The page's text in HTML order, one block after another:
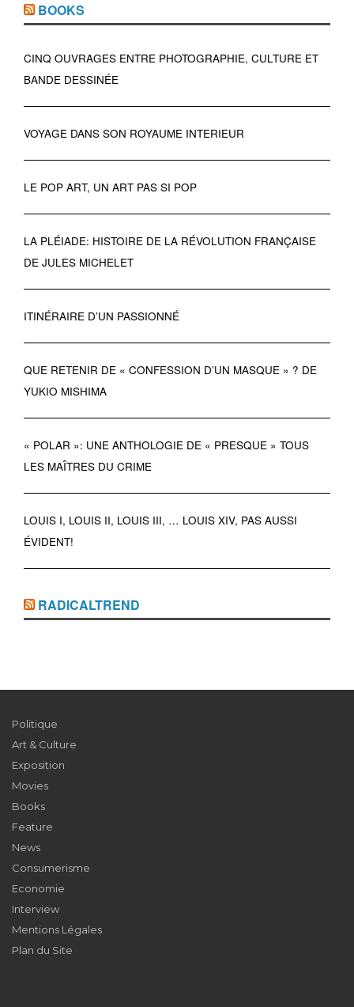
BOOKS
CINQ OUVRAGES ENTRE PHOTOGRAPHIE, CULTURE ET
BANDE DESSINÉE
VOYAGE DANS SON ROYAUME INTERIEUR
LE POP ART, UN ART PAS SI POP
LA PLÉIADE: HISTOIRE DE LA RÉVOLUTION FRANÇAISE
DE JULES MICHELET
ITINÉRAIRE D’UN PASSIONNÉ
QUE RETENIR DE « CONFESSION D’UN MASQUE » ? DE
YUKIO MISHIMA
« POLAR »: UNE ANTHOLOGIE DE « PRESQUE » TOUS
LES MAÎTRES DU CRIME
LOUIS I, LOUIS II, LOUIS III, … LOUIS XIV, PAS AUSSI
ÉVIDENT!
RADICALTREND
Politique
Art & Culture
Exposition
Movies
Books
Feature
News
Consumerisme
Economie
Interview
Mentions Légales
Plan du Site